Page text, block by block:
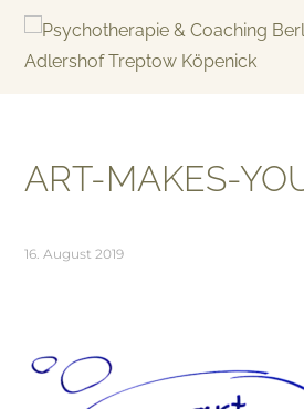
Skip
ART-MAKES-
16. August 2019